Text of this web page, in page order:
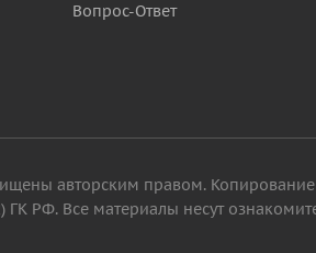
Вопрос-Ответ
авторским правом. Копирование
ГК РФ. Все материалы несут